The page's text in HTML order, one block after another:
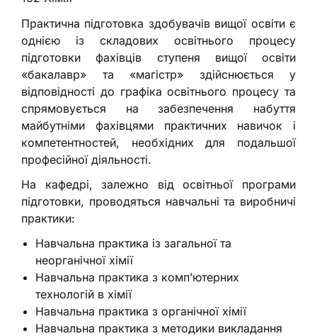
Практична підготовка здобувачів вищої освіти є
однією із складових освітнього процесу
підготовки фахівців ступеня вищої освіти
«бакалавр» та «магістр» здійснюється у
відповідності до графіка освітнього процесу та
спрямовується на забезпечення набуття
майбутніми фахівцями практичних навичок і
компетентностей, необхідних для подальшої
професійної діяльності.
На кафедрі, залежно від освітньої програми
підготовки, проводяться навчальні та виробничі
практики:
Навчальна практика із загальної та
неорганічної хімії
Навчальна практика з комп’ютерних
технологій в хімії
Навчальна практика з органічної хімії
Навчальна практика з методики викладання